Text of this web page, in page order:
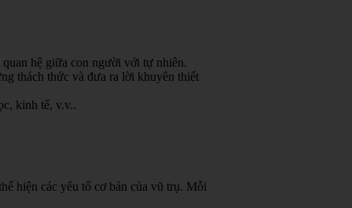
hệ giữa con người với tự nhiên.
thách thức và đưa ra lời khuyên thiết
kinh tế, v.v..
hiện các yếu tố cơ bản của vũ trụ. Mỗi